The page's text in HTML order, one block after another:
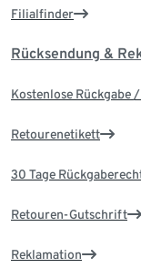
Filialfinder
Rücksendung &
Kostenlose Rückgabe
Retourenetikett
30 Tage
Retouren-Gutschrift
Reklamation